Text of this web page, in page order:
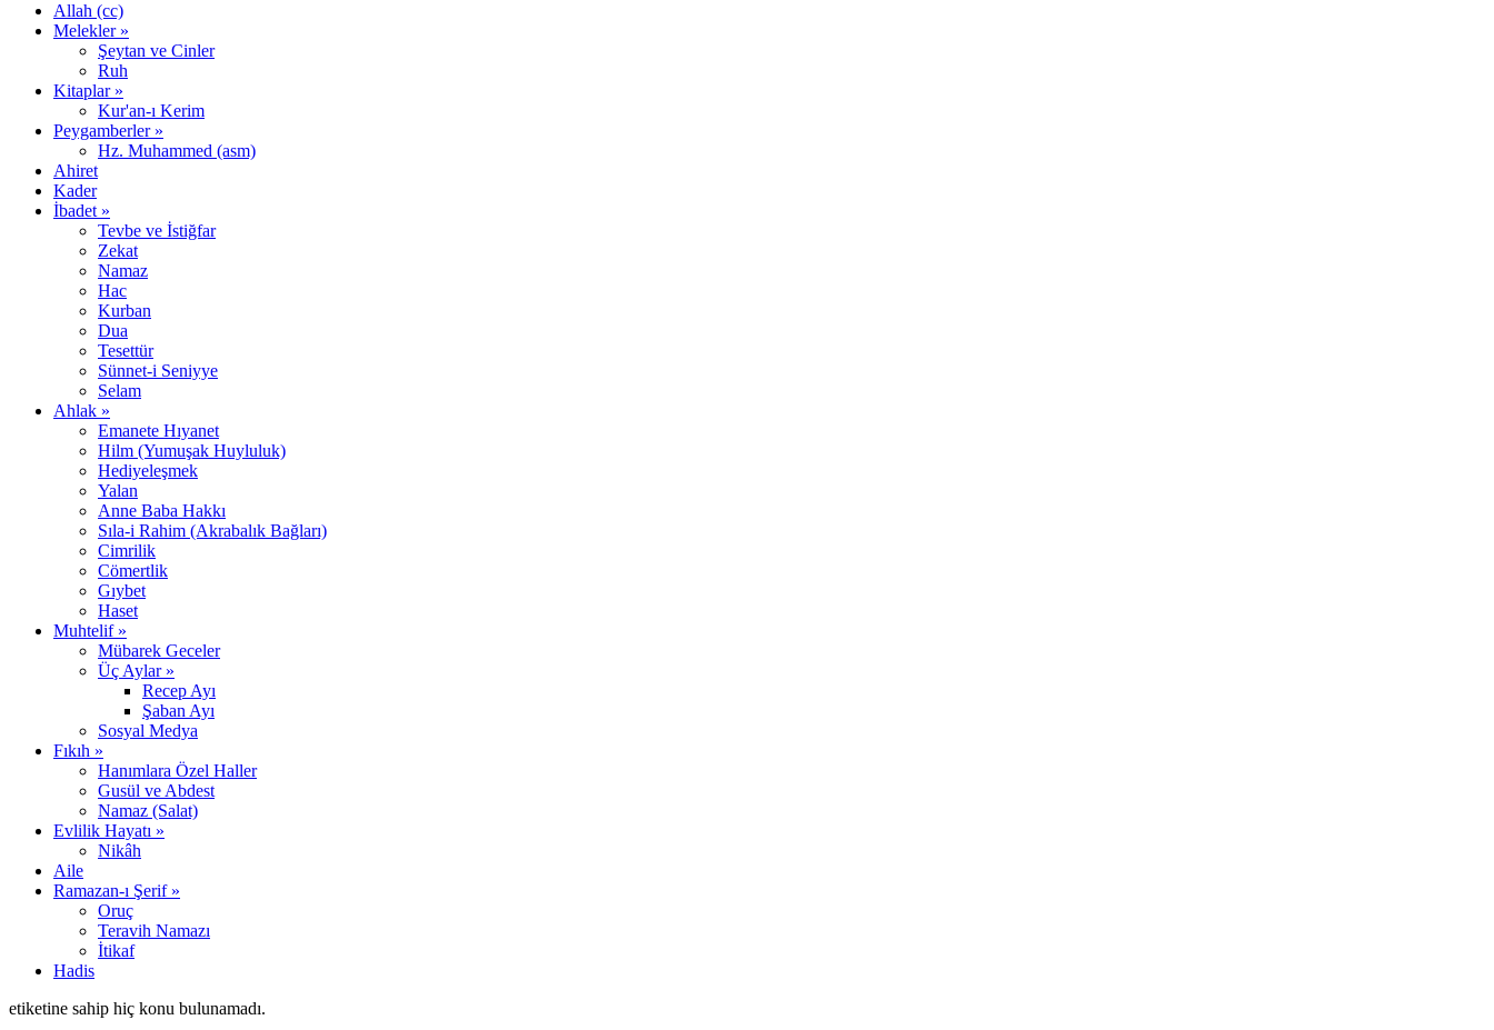
Allah (cc)
Melekler »
Şeytan ve Cinler
Ruh
Kitaplar »
Kur'an-ı Kerim
Peygamberler »
Hz. Muhammed (asm)
Ahiret
Kader
İbadet »
Tevbe ve İstiğfar
Zekat
Namaz
Hac
Kurban
Dua
Tesettür
Sünnet-i Seniyye
Selam
Ahlak »
Emanete Hıyanet
Hilm (Yumuşak Huyluluk)
Hediyeleşmek
Yalan
Anne Baba Hakkı
Sıla-i Rahim (Akrabalık Bağları)
Cimrilik
Cömertlik
Gıybet
Haset
Muhtelif »
Mübarek Geceler
Üç Aylar »
Recep Ayı
Şaban Ayı
Sosyal Medya
Fıkıh »
Hanımlara Özel Haller
Gusül ve Abdest
Namaz (Salat)
Evlilik Hayatı »
Nikâh
Aile
Ramazan-ı Şerif »
Oruç
Teravih Namazı
İtikaf
Hadis
etiketine sahip hiç konu bulunamadı.